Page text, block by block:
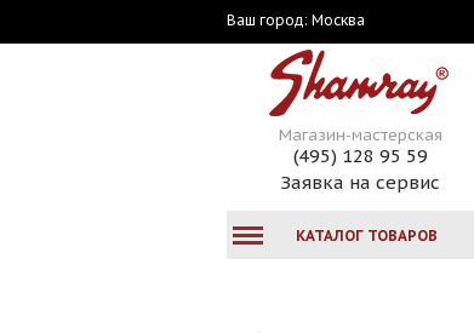
Ваш город: Москва
Магазин-мастерская
(495) 128 95 59
Заявка на сервис
КАТАЛОГ ТОВАРОВ